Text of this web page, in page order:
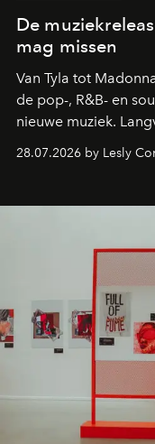
De
mag missen
Van Tyla tot
de pop-, R&B- en
nieuwe muziek.
comebacks en
de releases die je
28.07.2026 by Lesly